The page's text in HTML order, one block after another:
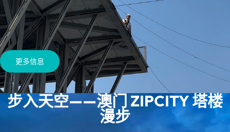
更多信息
步入天空——澳门 ZIPCITY 塔楼
漫步